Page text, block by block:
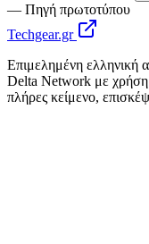
— Πηγή πρωτοτύπου
Techgear.gr
Επιμελημένη ελληνική
Delta Network με
πλήρες κείμενο,